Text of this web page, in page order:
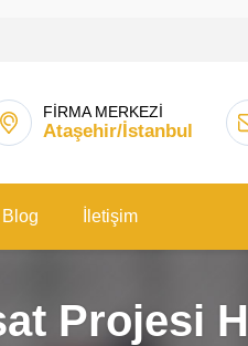
FİRMA MERKEZİ
Ataşehir/İstanbul
Blog İletişim
Projesi